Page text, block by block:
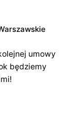
umowy
będziemy